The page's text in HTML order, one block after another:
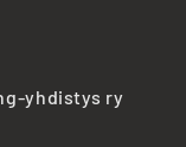
yhdistys ry